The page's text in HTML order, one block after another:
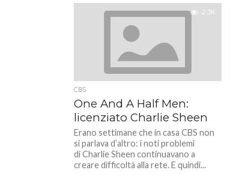
2.3K
CBS
One And A Half Men:
licenziato Charlie Sheen
Erano settimane che in casa CBS non
si parlava d’altro: i noti problemi
di Charlie Sheen continuavano a
creare difficoltà alla rete. E quindi...